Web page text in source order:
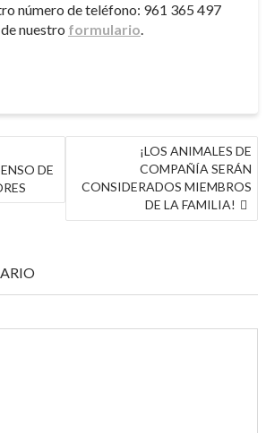
número de teléfono: 961 365 497
nuestro formulario.
DE
¡LOS ANIMALES DE
COMPAÑÍA SERÁN
CONSIDERADOS MIEMBROS
DE LA FAMILIA!